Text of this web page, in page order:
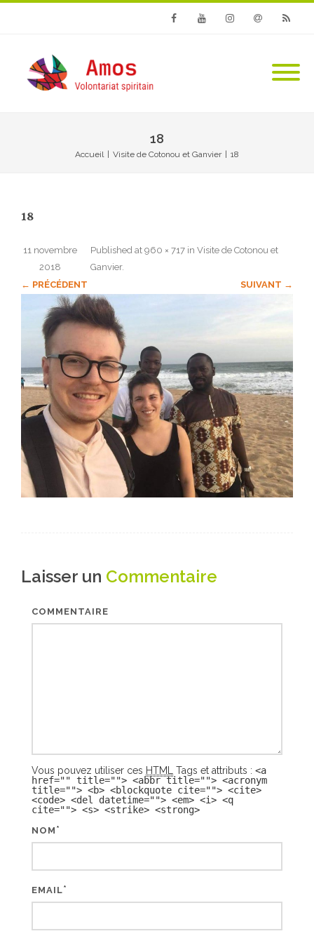
18
Accueil Visite de Cotonou et Ganvier 18
18
Published
11 novembre
2018
at 960 × 717 in Visite de Cotonou et
Ganvier.
← PRÉCÉDENT
SUIVANT →
Laisser un Commentaire
COMMENTAIRE
Vous pouvez utiliser ces HTML Tags et attributs : <a
href="" title=""> <abbr title=""> <acronym
title=""> <b> <blockquote cite=""> <cite>
<code> <del datetime=""> <em> <i> <q
cite=""> <s> <strike> <strong>
NOM *
EMAIL*